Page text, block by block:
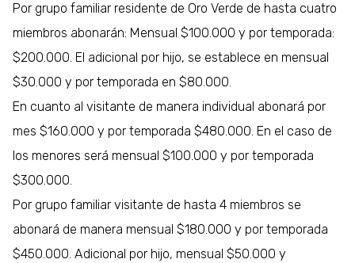
Por grupo familiar residente de Oro Verde de hasta cuatro
miembros abonarán: Mensual $100.000 y por temporada:
$200.000. El adicional por hijo, se establece en mensual
$30.000 y por temporada en $80.000.
En cuanto al visitante de manera individual abonará por
mes $160.000 y por temporada $480.000. En el caso de
los menores será mensual $100.000 y por temporada
$300.000.
Por grupo familiar visitante de hasta 4 miembros se
abonará de manera mensual $180.000 y por temporada
$450.000. Adicional por hijo, mensual $50.000 y